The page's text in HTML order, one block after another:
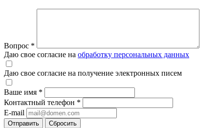
Вопрос *
Даю свое согласие на обработку персональных данных
Даю свое согласие на получение электронных писем
Ваше имя *
Контактный телефон *
E-mail
Отправить Сбросить